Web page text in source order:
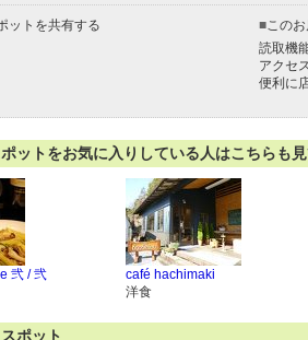
ットを共有する ■この
読取機
アクセ
便利に
ットをお気に入りしている人はこちらも
弐 / 弐
café hachimaki
洋食
ポット